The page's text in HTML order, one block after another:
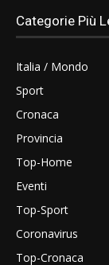
Categorie Più
Italia / Mondo
Sport
Cronaca
Provincia
Top-Home
Eventi
Top-Sport
Coronavirus
Top-Cronaca